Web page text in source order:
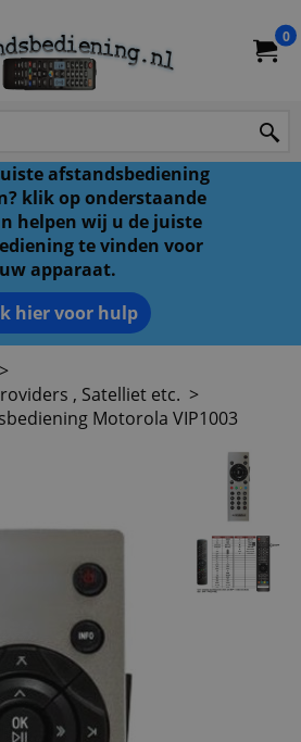
0
afstandsbediening
klik op onderstaande
helpen wij u de juiste
te vinden voor
uw apparaat.
hier voor hulp
>
, Satelliet etc. >
Motorola VIP1003